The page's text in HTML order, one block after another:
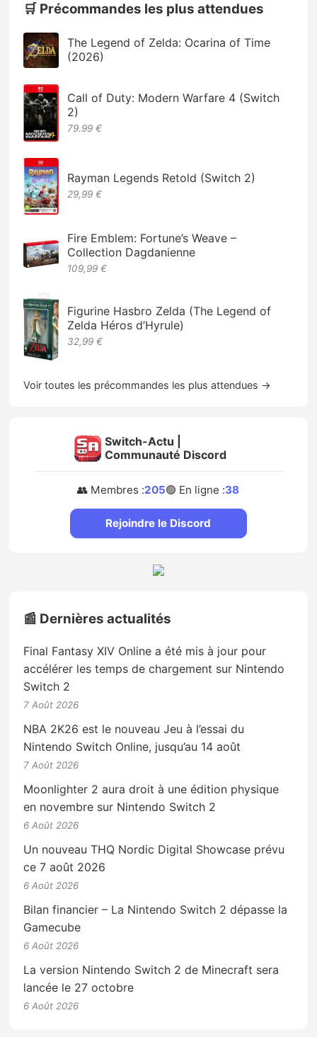
🛒 Précommandes les plus attendues
The Legend of Zelda: Ocarina of Time
(2026)
Call of Duty: Modern Warfare 4 (Switch
2)
79.99 €
Rayman Legends Retold (Switch 2)
29,99 €
Fire Emblem: Fortune’s Weave –
Collection Dagdanienne
109,99 €
Figurine Hasbro Zelda (The Legend of
Zelda Héros d’Hyrule)
32,99 €
Voir toutes les précommandes les plus attendues →
Switch-Actu |
Communauté Discord
👥 Membres :205🟢 En ligne :38
Rejoindre le Discord
📰 Dernières actualités
Final Fantasy XIV Online a été mis à jour pour
accélérer les temps de chargement sur Nintendo
Switch 2
7 Août 2026
NBA 2K26 est le nouveau Jeu à l’essai du
Nintendo Switch Online, jusqu’au 14 août
7 Août 2026
Moonlighter 2 aura droit à une édition physique
en novembre sur Nintendo Switch 2
6 Août 2026
Un nouveau THQ Nordic Digital Showcase prévu
ce 7 août 2026
6 Août 2026
Bilan financier – La Nintendo Switch 2 dépasse la
Gamecube
6 Août 2026
La version Nintendo Switch 2 de Minecraft sera
lancée le 27 octobre
6 Août 2026